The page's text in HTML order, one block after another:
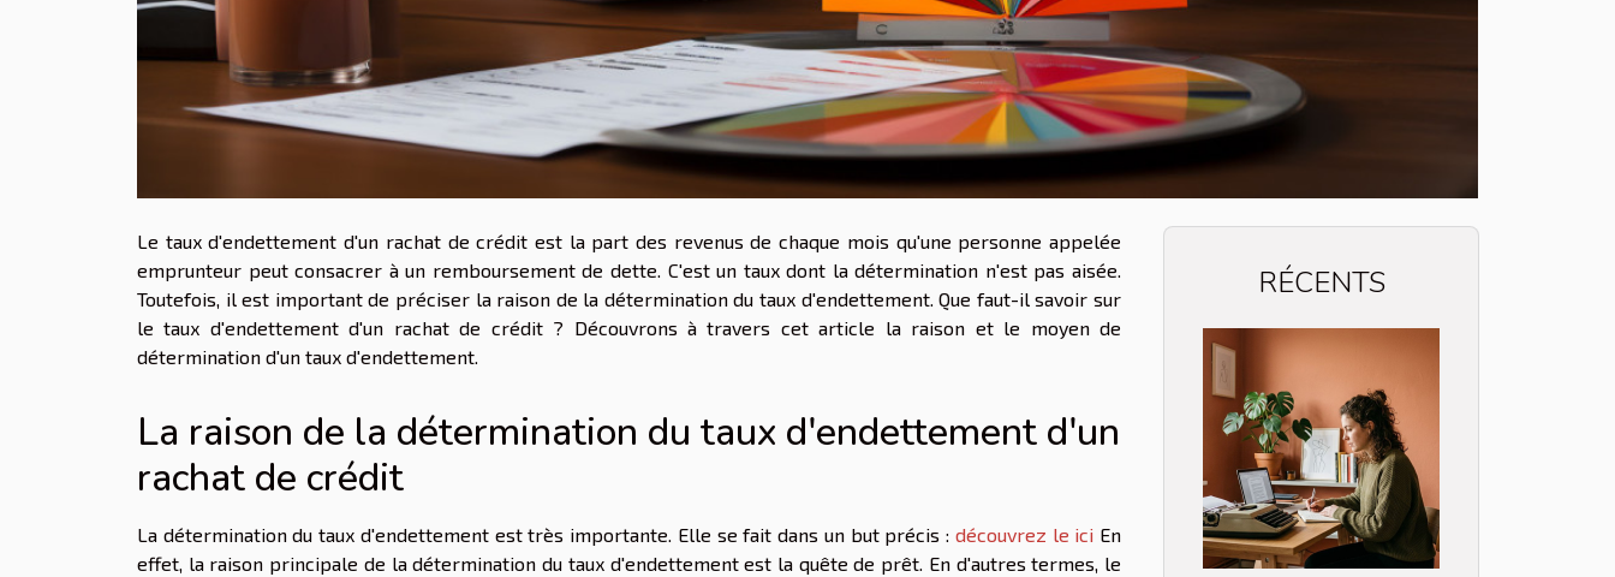
Le taux d'endettement d'un rachat de crédit est la part des revenus de chaque mois qu'une personne appelée
emprunteur peut consacrer à un remboursement de dette. C'est un taux dont la détermination n'est pas aisée.
Toutefois, il est important de préciser la raison de la détermination du taux d'endettement. Que faut-il savoir sur
le taux d'endettement d'un rachat de crédit ? Découvrons à travers cet article la raison et le moyen de
détermination d'un taux d'endettement.
La raison de la détermination du taux d'endettement d'un
rachat de crédit
La détermination du taux d'endettement est très importante. Elle se fait dans un but précis : découvrez le ici En
effet, la raison principale de la détermination du taux d'endettement est la quête de prêt. En d'autres termes, le
RÉCENTS